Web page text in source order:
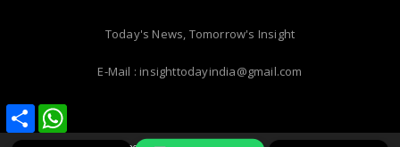
Share
Share
Today's News, Tomorrow's Insight
E-Mail : insighttodayindia@gmail.com